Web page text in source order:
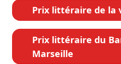
Prix littéraire de la
Prix littéraire du
Marseille